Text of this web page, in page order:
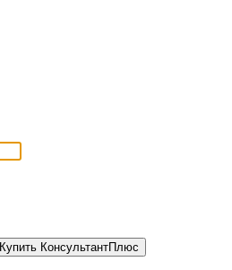
Купить КонсультантПлюс